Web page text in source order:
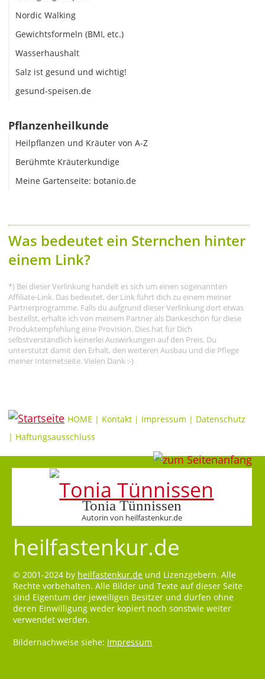
Nordic Walking
Gewichtsformeln (BMI, etc.)
Wasserhaushalt
Salz ist gesund und wichtig!
gesund-speisen.de
Pflanzenheilkunde
Heilpflanzen und Kräuter von A-Z
Berühmte Kräuterkundige
Meine Gartenseite: botanio.de
Was bedeutet ein Sternchen hinter
einem Link?
*) Bei dieser Verlinkung handelt es sich um einen sogenannten
Affiliate-Link. Das bedeutet, der Link führt dich zu einem meiner
Partnerprogramme. Falls du aufgrund dieser Verlinkung dort etwas
bestellst, erhalte ich von meinem Partner als Dankeschön für diese
Produktempfehlung eine Provision. Dies hat für Dich
selbstverständlich keinerlei Auswirkungen auf den Preis. Du
unterstützt damit den Erhalt, den weiteren Ausbau und die Pflege
meiner Internetseite. Vielen Dank :-)
HOME | Kontakt | Impressum | Datenschutz
| Haftungsausschluss
Tonia Tünnissen
Autorin von heilfastenkur.de
heilfastenkur.de
© 2001-2024 by heilfastenkur.de und Lizenzgebern. Alle
Rechte vorbehalten. Alle Bilder und Texte auf dieser Seite
sind Eigentum der jeweiligen Besitzer und dürfen ohne
deren Einwilligung weder kopiert noch sonstwie weiter
verwendet werden.
Bildernachweise siehe: Impressum